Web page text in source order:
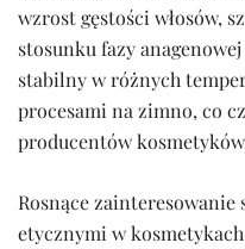
wzrost gęstości włosów,
stosunku fazy
stabilny w różnych
procesami na zimno, co
producentów
Rosnące
etycznymi w